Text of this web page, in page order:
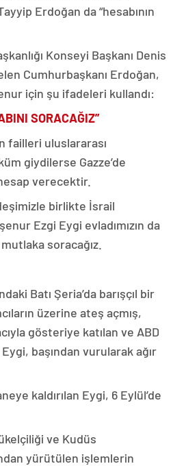
Erdoğan da “hesabının
Konseyi Başkanı Denis
Cumhurbaşkanı Erdoğan,
için şu ifadeleri kullandı:
SORACAĞIZ”
failleri uluslararası
giydilerse Gazze’de
verecektir.
birlikte İsrail
Ezgi Eygi evladımızın da
soracağız.
Batı Şeria’da barışçıl bir
üzerine ateş açmış,
gösteriye katılan ve ABD
başından vurularak ağır
kaldırılan Eygi, 6 Eylül’de
ve Kudüs
yürütülen işlemlerin